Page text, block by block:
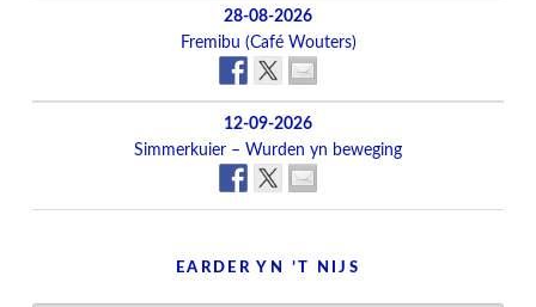
28-08-2026
Fremibu (Café Wouters)
12-09-2026
Simmerkuier – Wurden yn beweging
EARDER YN ’T NIJS